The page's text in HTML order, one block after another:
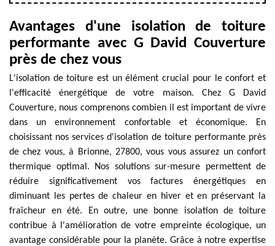
Avantages d'une isolation de toiture
performante avec G David Couverture
près de chez vous
L'isolation de toiture est un élément crucial pour le confort et
l'efficacité énergétique de votre maison. Chez G David
Couverture, nous comprenons combien il est important de vivre
dans un environnement confortable et économique. En
choisissant nos services d'isolation de toiture performante près
de chez vous, à Brionne, 27800, vous vous assurez un confort
thermique optimal. Nos solutions sur-mesure permettent de
réduire significativement vos factures énergétiques en
diminuant les pertes de chaleur en hiver et en préservant la
fraîcheur en été. En outre, une bonne isolation de toiture
contribue à l'amélioration de votre empreinte écologique, un
avantage considérable pour la planète. Grâce à notre expertise